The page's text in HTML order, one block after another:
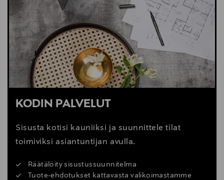
KODIN PALVELUT
Sisusta kotisi kauniiksi ja suunnittele tilat
toimiviksi asiantuntijan avulla.
Räätälöity sisustussuunnitelma
Tuote-ehdotukset kattavasta valikoimastamme